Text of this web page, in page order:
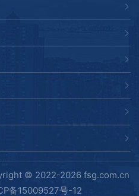
© 2022-2026 fsg.com.cn
备15009527号-12